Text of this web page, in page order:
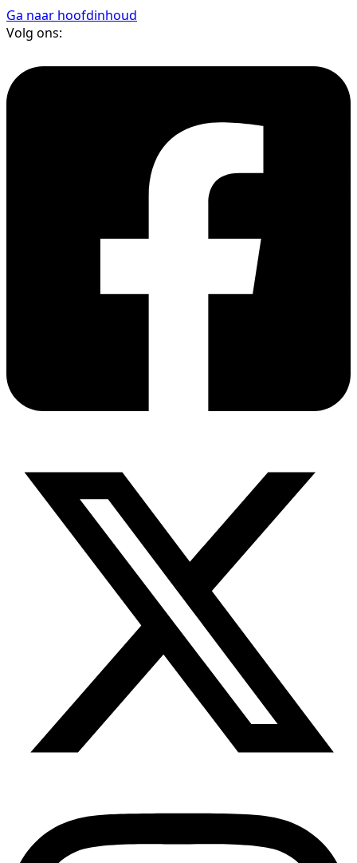
Ga naar hoofdinhoud
Volg ons: